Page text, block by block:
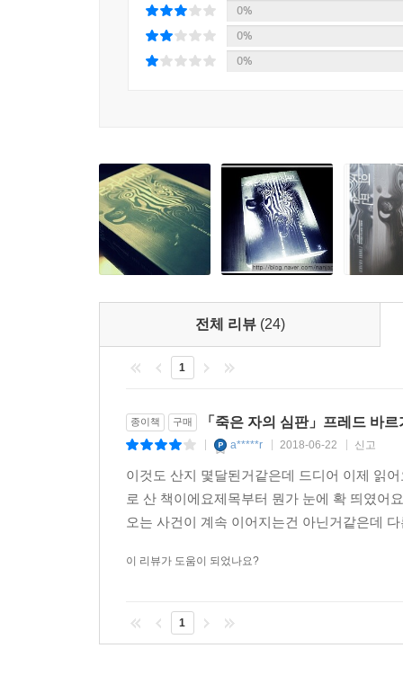
추천의 글
수 없다! [르몽드]
독자들로 하여금 허방을 짚게 한다. 악마의 교향
요즘 대세인 유러피언 스릴러들. 그러나 나의 선택
그랑크뤼 와인처럼 잘 숙성된 걸작! 오감을 관통
0%
0%
0%
전체 리뷰 (24)
1
종이책 구매 「죽은 자의 심판」프레드 바르
a*****r 2018-06-22 신고
이것도 산지 몇달된거같은데 드디어 이제 읽
로 산 책이에요제목부터 뭔가 눈에 확 띄였어
오는 사건이 계속 이어지는건 아닌거같은데
이 리뷰가 도움이 되었나요?
1